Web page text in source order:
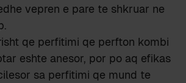
vepren e pare te shkruar ne
qe perfitimi qe perfton kombi
eshte anesor, por po aq efikas
sa perfitimi qe mund te